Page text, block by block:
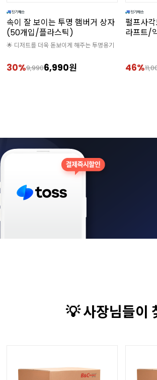
펄프사각도시락(햄버거박스/크
라프트/약50개입)
46%11,0005,990원
아머랜
개입/무
20%
💡 사장님들이